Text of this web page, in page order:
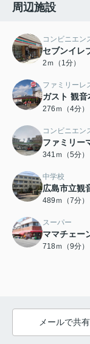
周辺施設
コンビニエン
セブンイレ
2ｍ（1分）
ファミリーレ
ガスト 観音
276ｍ（4分）
コンビニエン
ファミリー
341ｍ（5分）
中学校
広島市立観
489ｍ（7分）
スーパー
ママチェー
718ｍ（9分）
メールで共